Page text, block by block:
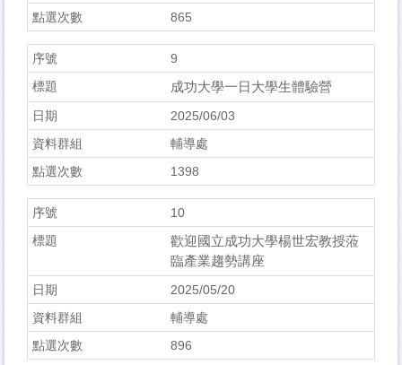
865
9
成功大學一日大學生體驗營
2025/06/03
輔導處
1398
10
歡迎國立成功大學楊世宏教授蒞
臨產業趨勢講座
2025/05/20
輔導處
896